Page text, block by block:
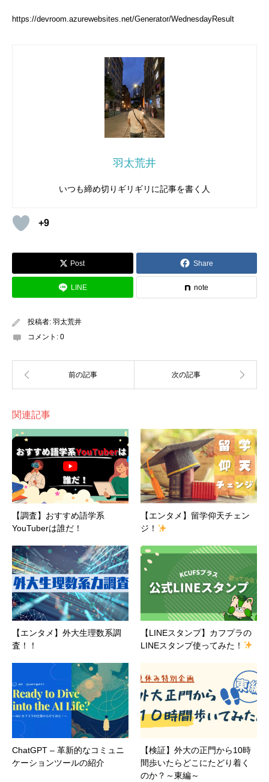
https://devroom.azurewebsites.net/Generator/WednesdayResult
羽太荒井
いつも締め切りギリギリに記事を書く人
+9
Post Share
LINE note
投稿者: 羽太荒井
コメント: 0
関連記事
【調査】おすすめ語学系
YouTuberは誰だ！
【エンタメ】留学仰天チェン
ジ！
【エンタメ】外大生理数系調
査！！
【LINEスタンプ】カフプラの
LINEスタンプ使ってみた！
ChatGPT – 革新的なコミュニ
ケーションツールの紹介
【検証】外大の正門から10時
間歩いたらどこにたどり着く
のか？～東編～